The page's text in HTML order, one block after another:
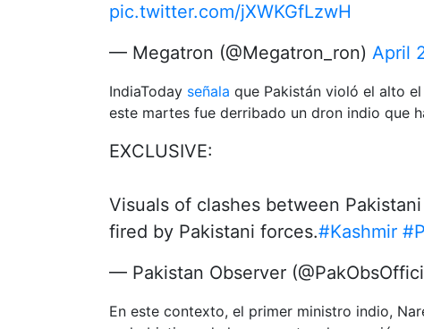
pic.twitter.com/jXWKGfLzwH
— Megatron (@Megatron_ron) April
IndiaToday señala que Pakistán violó el alto
este martes fue derribado un dron indio que
EXCLUSIVE:
Visuals of clashes between
fired by Pakistani forces.#Kashmir
— Pakistan Observer
En este contexto, el primer ministro indio,